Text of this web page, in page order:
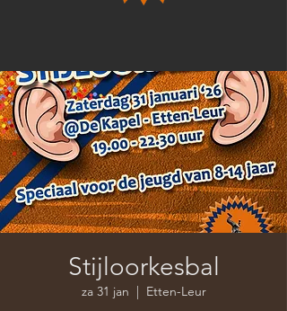
Stijloorkesbal
za 31 jan
  |
Etten-Leur